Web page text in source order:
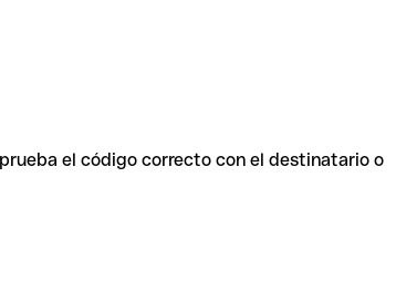
el código correcto con el destinatario o